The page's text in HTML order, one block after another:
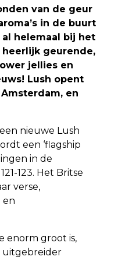
van de geur
in de buurt
al helemaal bij het
heerlijk geurende,
jellies en
Lush opent
en
nieuwe Lush
een ‘flagship
in de
123. Het Britse
verse,
en
enorm groot is,
uitgebreider